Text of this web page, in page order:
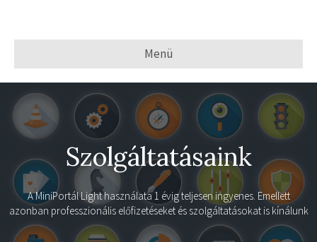
Menü
Szolgáltatásaink
AMiniPortál Lighthasználata 1 évig teljesen ingyenes. Emellett
azonban professzionális előfizetéseket és szolgáltatásokat is kínálunk